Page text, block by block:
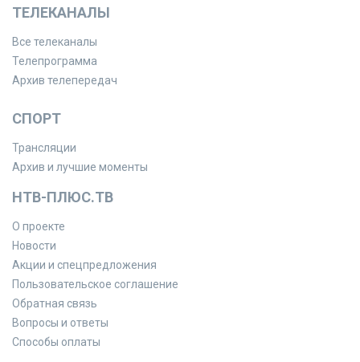
ТЕЛЕКАНАЛЫ
Все телеканалы
Телепрограмма
Архив телепередач
СПОРТ
Трансляции
Архив и лучшие моменты
НТВ-ПЛЮС.ТВ
О проекте
Новости
Акции и спецпредложения
Пользовательское соглашение
Обратная связь
Вопросы и ответы
Способы оплаты